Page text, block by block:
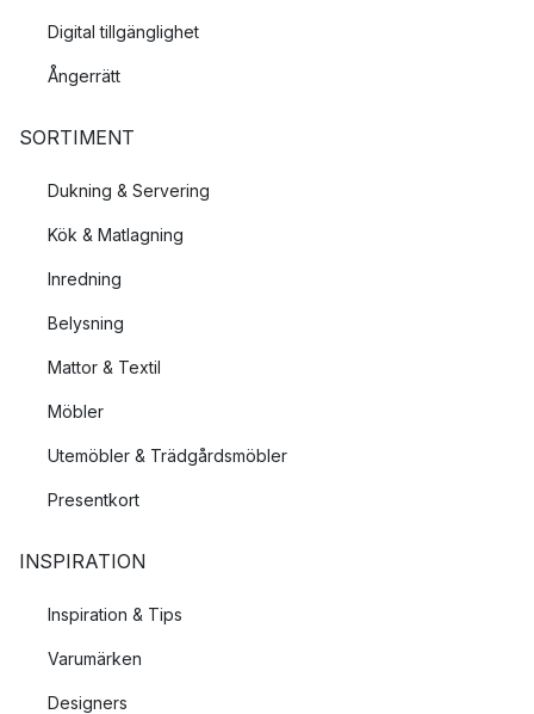
Digital tillgänglighet
Ångerrätt
SORTIMENT
Dukning & Servering
Kök & Matlagning
Inredning
Belysning
Mattor & Textil
Möbler
Utemöbler & Trädgårdsmöbler
Presentkort
INSPIRATION
Inspiration & Tips
Varumärken
Designers